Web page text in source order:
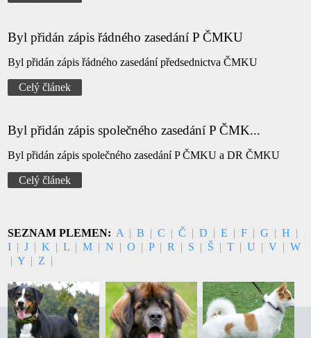
Byl přidán zápis řádného zasedání P ČMKU
Byl přidán zápis řádného zasedání předsednictva ČMKU
Celý článek
Byl přidán zápis společného zasedání P ČMK...
Byl přidán zápis společného zasedání P ČMKU a DR ČMKU
Celý článek
SEZNAM PLEMEN: A | B | C | Č | D | E | F | G | H |
I | J | K | L | M | N | O | P | R | S | Š | T | U | V | W
| Y | Z |